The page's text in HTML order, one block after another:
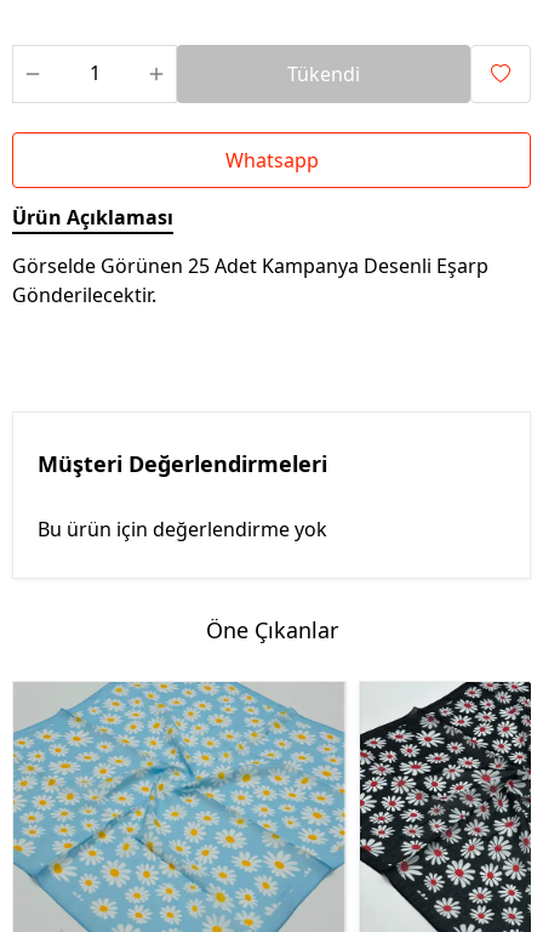
Tükendi
Whatsapp
Ürün Açıklaması
Görselde Görünen 25 Adet Kampanya Desenli Eşarp
Gönderilecektir.
Müşteri Değerlendirmeleri
Bu ürün için değerlendirme yok
Öne Çıkanlar